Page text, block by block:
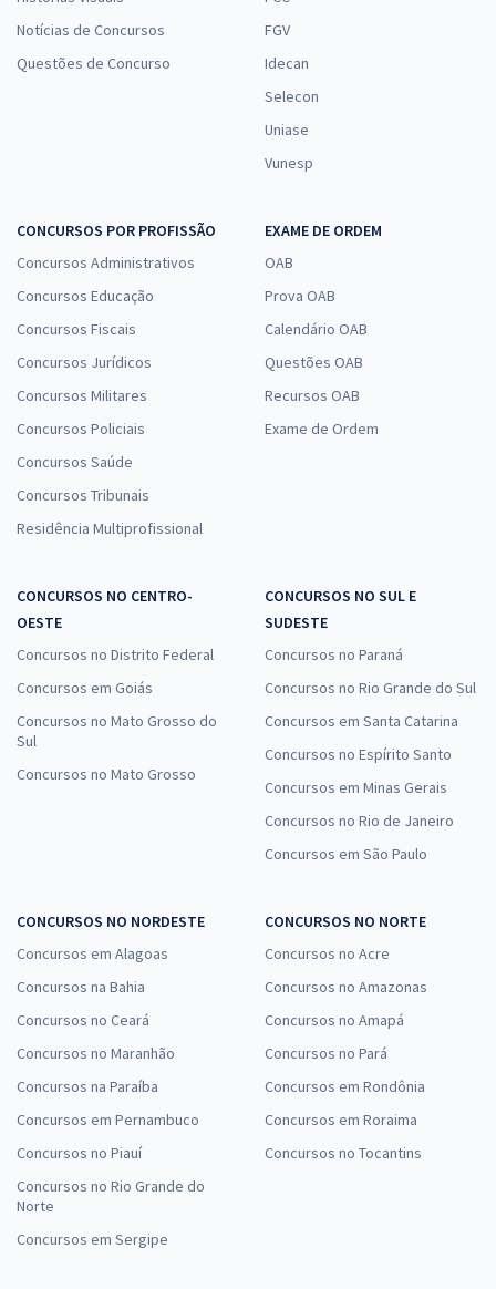
Notícias de Concursos
Questões de Concurso
FGV
Idecan
Selecon
Uniase
Vunesp
CONCURSOS POR PROFISSÃO
Concursos Administrativos
Concursos Educação
Concursos Fiscais
Concursos Jurídicos
Concursos Militares
Concursos Policiais
Concursos Saúde
Concursos Tribunais
Residência Multiprofissional
EXAME DE ORDEM
OAB
Prova OAB
Calendário OAB
Questões OAB
Recursos OAB
Exame de Ordem
CONCURSOS NO CENTRO-
OESTE
Concursos no Distrito Federal
Concursos em Goiás
Concursos no Mato Grosso do
Sul
Concursos no Mato Grosso
CONCURSOS NO SUL E
SUDESTE
Concursos no Paraná
Concursos no Rio Grande do Sul
Concursos em Santa Catarina
Concursos no Espírito Santo
Concursos em Minas Gerais
Concursos no Rio de Janeiro
Concursos em São Paulo
CONCURSOS NO NORDESTE
Concursos em Alagoas
Concursos na Bahia
Concursos no Ceará
Concursos no Maranhão
Concursos na Paraíba
Concursos em Pernambuco
Concursos no Piauí
Concursos no Rio Grande do
Norte
Concursos em Sergipe
CONCURSOS NO NORTE
Concursos no Acre
Concursos no Amazonas
Concursos no Amapá
Concursos no Pará
Concursos em Rondônia
Concursos em Roraima
Concursos no Tocantins